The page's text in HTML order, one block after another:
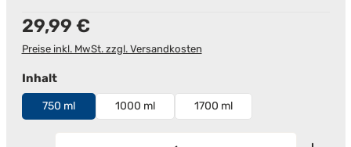
Regulärer Preis:
29,99 €
Preise inkl. MwSt. zzgl. Versandkosten
Inhaltauswählen
750 ml 1000 ml 1700 ml
Produkt Anzahl: Gib den gewünschten Wert ein